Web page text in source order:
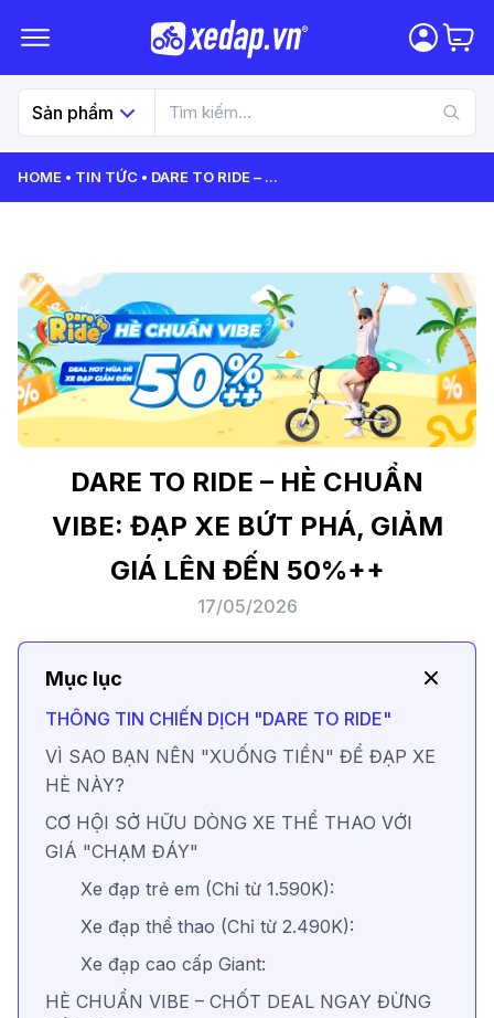
Sản phẩm
HOME TIN TỨC DARE TO RIDE – ...
DARE TO RIDE – HÈ CHUẨN
VIBE: ĐẠP XE BỨT PHÁ, GIẢM
GIÁ LÊN ĐẾN 50%++
17/05/2026
Mục lục
THÔNG TIN CHIẾN DỊCH "DARE TO RIDE"
VÌ SAO BẠN NÊN "XUỐNG TIỀN" ĐỂ ĐẠP XE
HÈ NÀY?
CƠ HỘI SỞ HỮU DÒNG XE THỂ THAO VỚI
GIÁ "CHẠM ĐÁY"
Xe đạp trẻ em (Chỉ từ 1.590K):
Xe đạp thể thao (Chỉ từ 2.490K):
Xe đạp cao cấp Giant:
HÈ CHUẨN VIBE – CHỐT DEAL NGAY ĐỪNG